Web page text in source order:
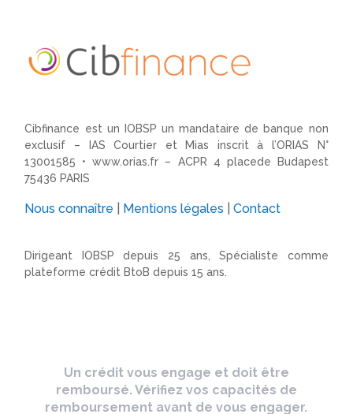
Cibfinance est un IOBSP un mandataire de banque non
exclusif – IAS Courtier et Mias inscrit à l’ORIAS N°
13001585 •www.orias.fr – ACPR 4 placede Budapest
75436 PARIS
Nous connaître Mentions légales |Contact
Dirigeant IOBSP depuis 25 ans, Spécialiste comme
plateforme crédit BtoB depuis 15 ans.
Un crédit vous engage et doit être
remboursé. Vérifiez vos capacités de
remboursement avant de vous engager.